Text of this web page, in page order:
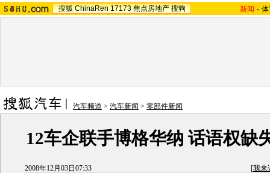
搜狐 ChinaRen 17173 焦点房地产 搜狗 新闻 -
汽车频道 > 汽车新闻 > 零部件新闻
12车企联手博格华纳 话语权缺
2008年12月03日07:33 [我来